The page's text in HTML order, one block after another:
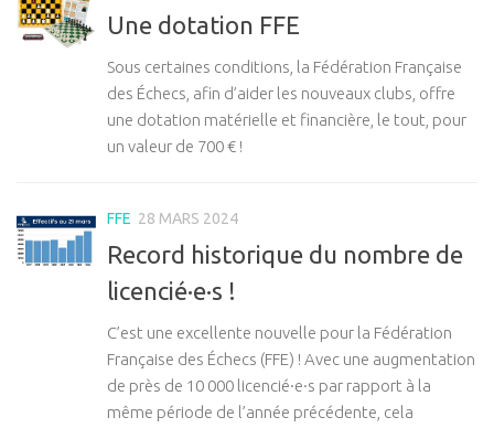
Une dotation FFE
Sous certaines conditions, la Fédération Française
des Échecs, afin d’aider les nouveaux clubs, offre
une dotation matérielle et financière, le tout, pour
un valeur de 700 € !
FFE 28 MARS 2024
Record historique du nombre de
licencié·e·s !
C’est une excellente nouvelle pour la Fédération
Française des Échecs (FFE) ! Avec une augmentation
de près de 10 000 licencié·e·s par rapport à la
même période de l’année précédente, cela